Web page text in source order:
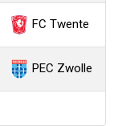
FC Twente
PEC Zwolle